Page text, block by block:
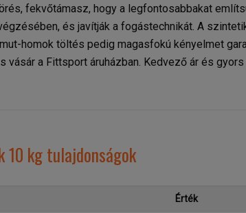
fekvőtámasz, hogy a legfontosabbakat
és javítják a fogástechnikát. A
homok töltés pedig magasfokú kényelmet
vásár a Fittsport áruházban. Kedvező ár és
10 kg tulajdonságok
Érték